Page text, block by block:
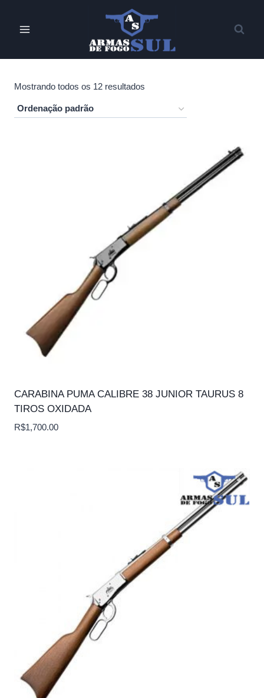
Mostrando todos os 12 resultados
CARABINA PUMA CALIBRE 38 JUNIOR TAURUS 8
TIROS OXIDADA
R$1,700.00